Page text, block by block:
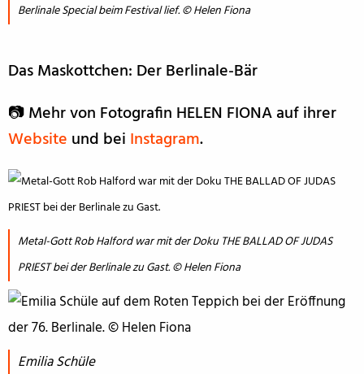
Berlinale Special beim Festival lief. © Helen Fiona
Das Maskottchen: Der Berlinale-Bär
📷 Mehr von Fotografin HELEN FIONA auf ihrer
Website und bei Instagram.
Metal-Gott Rob Halford war mit der Doku THE BALLAD OF JUDAS
PRIEST bei der Berlinale zu Gast. © Helen Fiona
Emilia Schüle